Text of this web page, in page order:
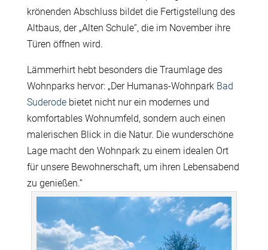
krönenden Abschluss bildet die Fertigstellung des
Altbaus, der „Alten Schule“, die im November ihre
Türen öffnen wird.
Lämmerhirt hebt besonders die Traumlage des
Wohnparks hervor: „Der Humanas-Wohnpark Bad
Suderodebietet nicht nur ein modernes und
komfortables Wohnumfeld, sondern auch einen
malerischen Blick in die Natur. Die wunderschöne
Lage macht den Wohnpark zu einem idealen Ort
für unsere Bewohnerschaft, um ihren Lebensabend
zu genießen.“